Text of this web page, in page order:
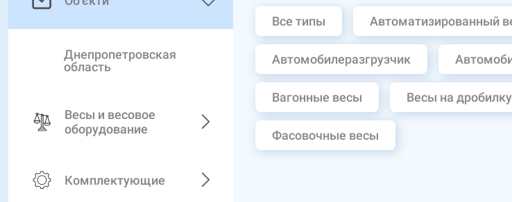
Днепропетровская
область
Весы и весовое
оборудование
Комплектующие
Все типы Автоматизированный
Автомобилеразгрузчик
Вагонные весы Весы на дробилку
Фасовочные весы